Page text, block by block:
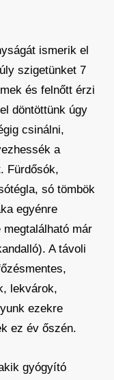
ismerik el
szigetünket 7
és felnőtt érzi
döntöttünk úgy
csinálni,
a
Fürdősók,
só tömbök
egyénre
már
A távoli
lekvárok,
ezekre
ez év őszén.
gyógyító